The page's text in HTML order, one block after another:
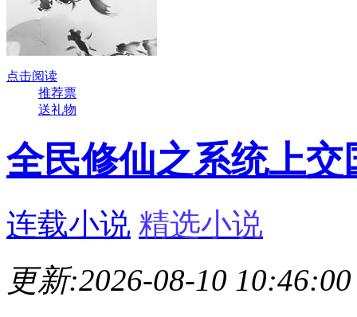
点击阅读
推荐票
送礼物
全民修仙之系统上交
连载小说 精选小说
更新:2026-08-10 10:46:00